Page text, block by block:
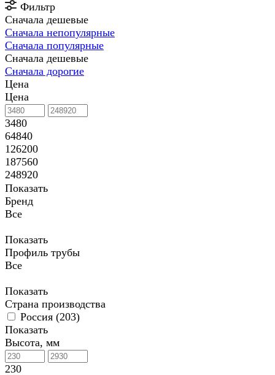
Фильтр
Сначала дешевые
Сначала непопулярные
Сначала популярные
Сначала дешевые
Сначала дорогие
Цена
Цена
3480
64840
126200
187560
248920
Показать
Бренд
Все
Показать
Профиль трубы
Все
Показать
Страна производства
Россия (203)
Показать
Высота, мм
230